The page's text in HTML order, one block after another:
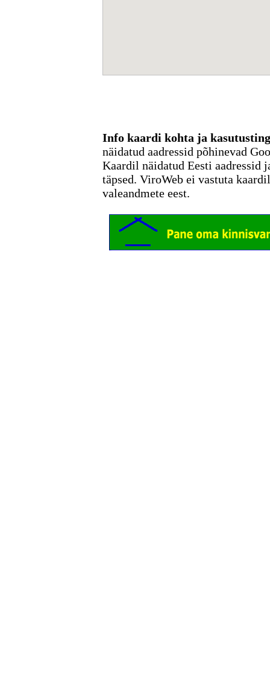
Info kaardi kohta ja
näidatud aadressid põhinevad
Kaardil näidatud Eesti aadressid
täpsed. ViroWeb ei vastuta
valeandmete eest.